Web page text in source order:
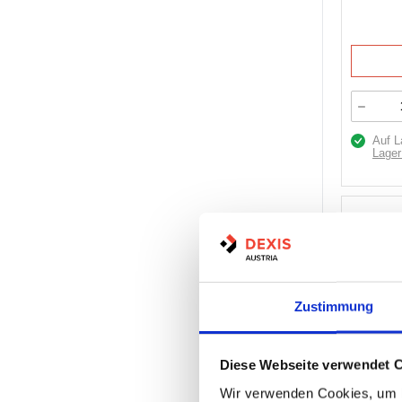
Zustimmung
Diese Webseite verwendet
Wir verwenden Cookies,
Auf
Artikel Nr.:
Marke:
Herst.: